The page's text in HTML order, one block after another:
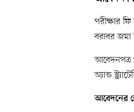
পরীক্ষার
বরাবর জমা
আবেদনপত্র
অ্যান্ড
আবেদনের